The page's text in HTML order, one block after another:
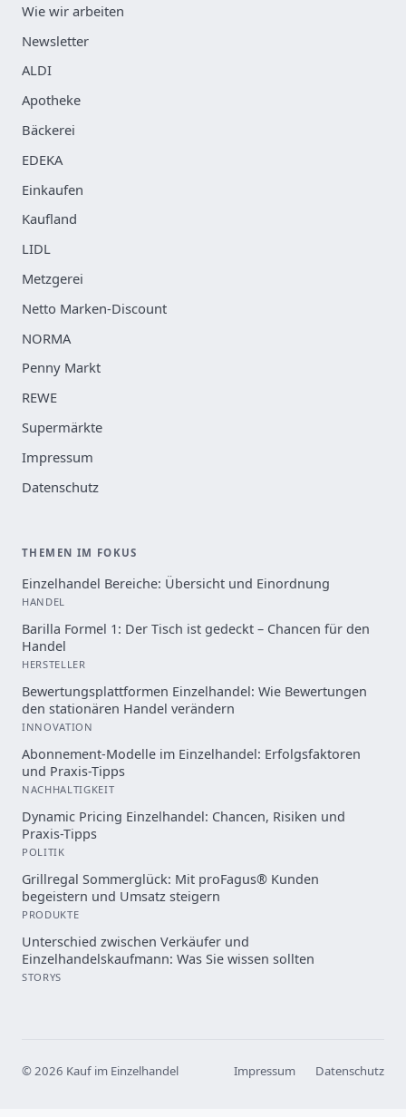
Wie wir arbeiten
Newsletter
ALDI
Apotheke
Bäckerei
EDEKA
Einkaufen
Kaufland
LIDL
Metzgerei
Netto Marken-Discount
NORMA
Penny Markt
REWE
Supermärkte
Impressum
Datenschutz
THEMEN IM FOKUS
Einzelhandel Bereiche: Übersicht und Einordnung
HANDEL
Barilla Formel 1: Der Tisch ist gedeckt – Chancen für den
Handel
HERSTELLER
Bewertungsplattformen Einzelhandel: Wie Bewertungen
den stationären Handel verändern
INNOVATION
Abonnement-Modelle im Einzelhandel: Erfolgsfaktoren
und Praxis-Tipps
NACHHALTIGKEIT
Dynamic Pricing Einzelhandel: Chancen, Risiken und
Praxis-Tipps
POLITIK
Grillregal Sommerglück: Mit proFagus® Kunden
begeistern und Umsatz steigern
PRODUKTE
Unterschied zwischen Verkäufer und
Einzelhandelskaufmann: Was Sie wissen sollten
STORYS
© 2026 Kauf im Einzelhandel Impressum Datenschutz